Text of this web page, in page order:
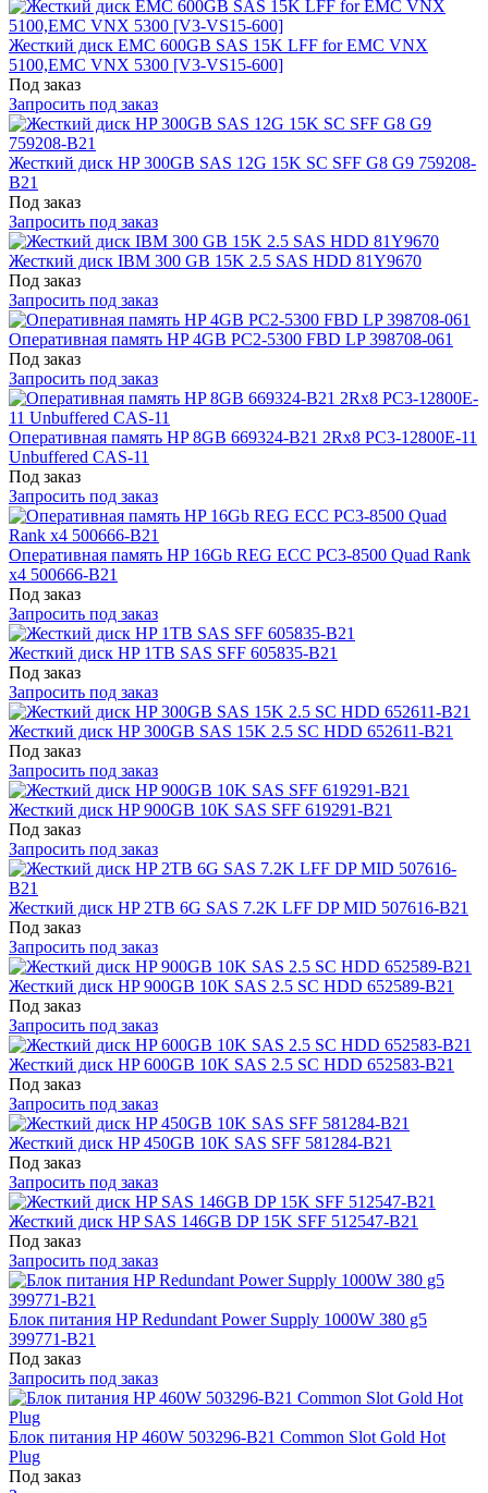
Жесткий диск EMC 600GB SAS 15K LFF for EMC VNX
5100,EMC VNX 5300 [V3-VS15-600]
Под заказ
Запросить под заказ
Жесткий диск HP 300GB SAS 12G 15K SC SFF G8 G9 759208-
B21
Под заказ
Запросить под заказ
Жесткий диск IBM 300 GB 15K 2.5 SAS HDD 81Y9670
Под заказ
Запросить под заказ
Оперативная память HP 4GB PC2-5300 FBD LP 398708-061
Под заказ
Запросить под заказ
Оперативная память HP 8GB 669324-B21 2Rx8 PC3-12800E-11
Unbuffered CAS-11
Под заказ
Запросить под заказ
Оперативная память HP 16Gb REG ECC PC3-8500 Quad Rank
x4 500666-B21
Под заказ
Запросить под заказ
Жесткий диск HP 1TB SAS SFF 605835-B21
Под заказ
Запросить под заказ
Жесткий диск HP 300GB SAS 15K 2.5 SC HDD 652611-B21
Под заказ
Запросить под заказ
Жесткий диск HP 900GB 10K SAS SFF 619291-B21
Под заказ
Запросить под заказ
Жесткий диск HP 2TB 6G SAS 7.2K LFF DP MID 507616-B21
Под заказ
Запросить под заказ
Жесткий диск HP 900GB 10K SAS 2.5 SC HDD 652589-B21
Под заказ
Запросить под заказ
Жесткий диск HP 600GB 10K SAS 2.5 SC HDD 652583-B21
Под заказ
Запросить под заказ
Жесткий диск HP 450GB 10K SAS SFF 581284-B21
Под заказ
Запросить под заказ
Жесткий диск HP SAS 146GB DP 15K SFF 512547-B21
Под заказ
Запросить под заказ
Блок питания HP Redundant Power Supply 1000W 380 g5
399771-B21
Под заказ
Запросить под заказ
Блок питания HP 460W 503296-B21 Common Slot Gold Hot
Plug
Под заказ